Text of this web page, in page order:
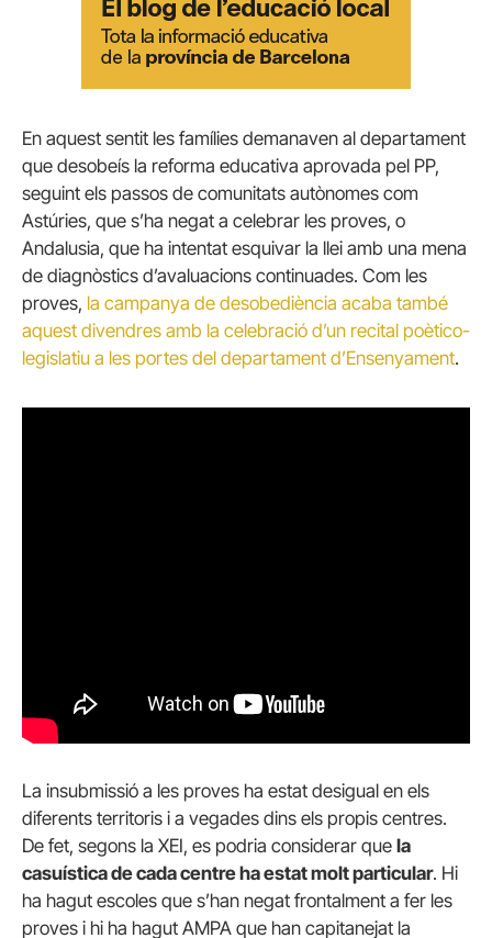
En aquest sentit les famílies demanaven al departament
que desobeís la reforma educativa aprovada pel PP,
seguint els passos de comunitats autònomes com
Astúries, que s’ha negat a celebrar les proves, o
Andalusia, que ha intentat esquivar la llei amb una mena
de diagnòstics d’avaluacions continuades. Com les
proves, la campanya de desobediència acaba també
aquest divendres amb la celebració d’un recital poètico-
legislatiu a les portes del departament d’Ensenyament.
La insubmissió a les proves ha estat desigual en els
diferents territoris i a vegades dins els propis centres.
De fet, segons la XEI, es podria considerar que la
casuística de cada centre ha estat molt particular. Hi
ha hagut escoles que s’han negat frontalment a fer les
proves i hi ha hagut AMPA que han capitanejat la